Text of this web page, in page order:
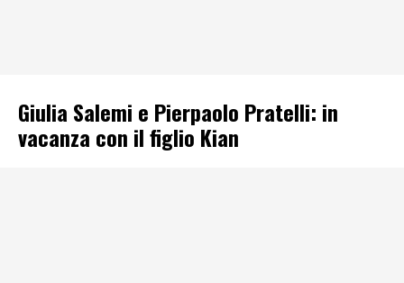
Giulia Salemi e Pierpaolo Pratelli: in
vacanza con il figlio Kian